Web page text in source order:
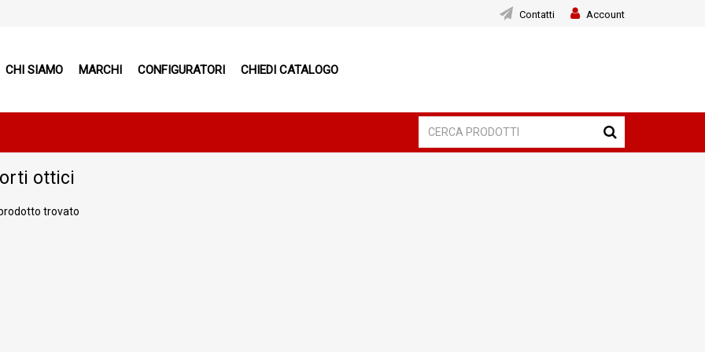
Account
Contatti
CHI SIAMO MARCHI CONFIGURATORI CHIEDI CATALOGO
ottici
trovato